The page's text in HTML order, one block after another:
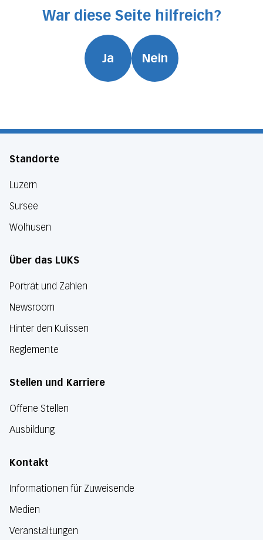
War diese Seite hilfreich?
Ja Nein
Standorte
Luzern
Sursee
Wolhusen
Über das LUKS
Porträt und Zahlen
Newsroom
Hinter den Kulissen
Reglemente
Stellen und Karriere
Offene Stellen
Ausbildung
Kontakt
Informationen für Zuweisende
Medien
Veranstaltungen